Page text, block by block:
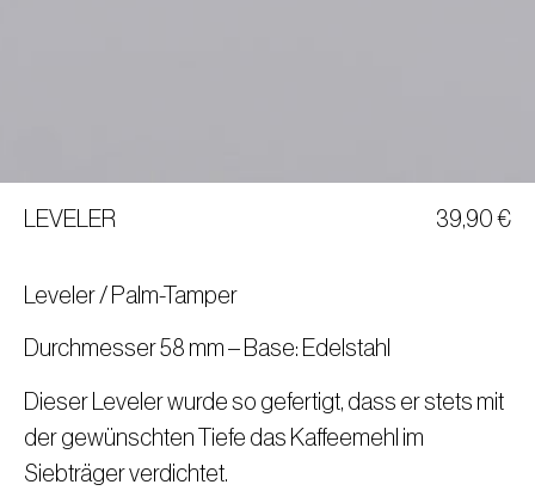
LEVELER 39,90€
Leveler / Palm-Tamper
Durchmesser 58 mm – Base: Edelstahl
Dieser Leveler wurde so gefertigt, dass er stets mit
der gewünschten Tiefe das Kaffeemehl im
Siebträger verdichtet.